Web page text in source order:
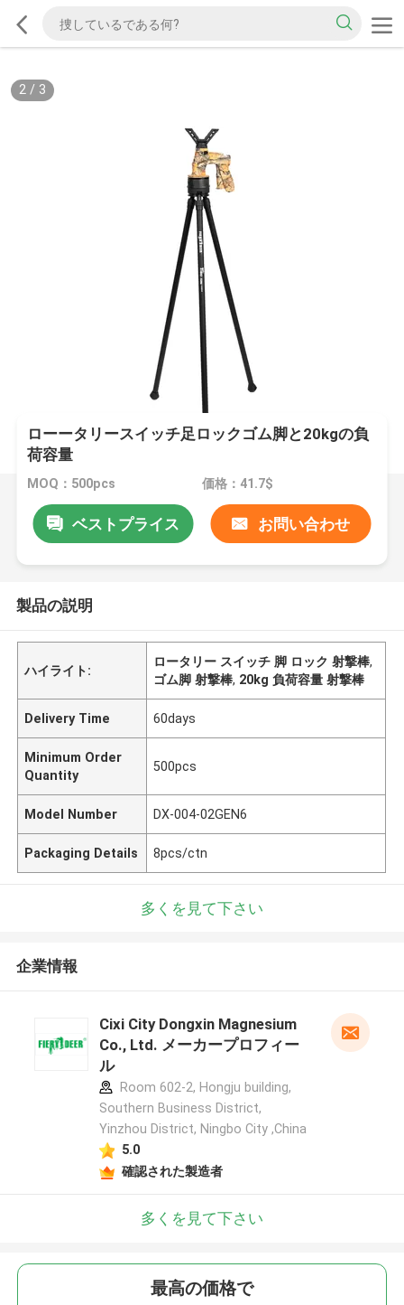
2/ 3
ローータリースイッチ足ロックゴム脚と20kgの負
荷容量
MOQ：500pcs 価格：41.7$
ベストプライス お問い合わせ
製品の説明
ハイライト:
ロータリー スイッチ 脚 ロック 射撃棒,
ゴム脚 射撃棒, 20kg 負荷容量 射撃棒
Delivery Time 60days
Minimum Order
Quantity
500pcs
Model Number DX-004-02GEN6
Packaging Details 8pcs/ctn
多くを見て下さい
企業情報
Cixi City Dongxin Magnesium
Co., Ltd. メーカープロフィー
ル
Room 602-2, Hongju building,
Southern Business District,
Yinzhou District, Ningbo City ,China
5.0
確認された製造者
多くを見て下さい
最高の価格で